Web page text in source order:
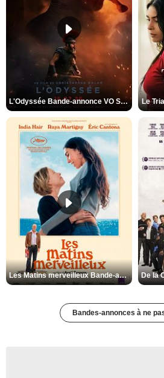
L'Odyssée Bande-annonce VO STFR Le
Les Matins merveilleux Bande-annonce VF
Bandes-annonces à ne